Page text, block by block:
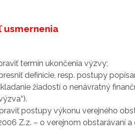
usmernenia
termín ukončenia výzvy;
definície, resp. postupy
žiadostí o nenávratný
postupy výkonu verejného
Z.z. – o verejnom obstarávaní